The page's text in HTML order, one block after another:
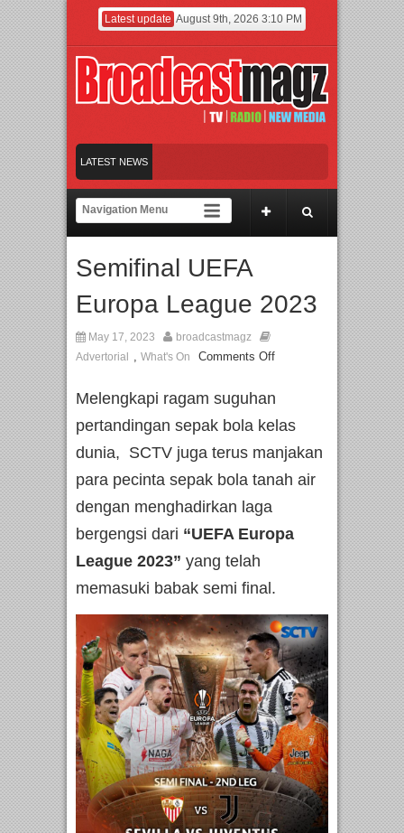
Latest update August 9th, 2026 3:10 PM
LATEST NEWS
Britpop Asal Bogor Piknik Rilis Mini Album “Astrometri”
Semifinal UEFA
Europa League 2023
May 17, 2023
broadcastmagz
Advertorial
, What's On Comments Off
Melengkapi ragam suguhan
pertandingan sepak bola kelas
dunia, SCTV juga terus manjakan
para pecinta sepak bola tanah air
dengan menghadirkan laga
bergengsi dari “UEFA Europa
League 2023” yang telah
memasuki babak semi final.